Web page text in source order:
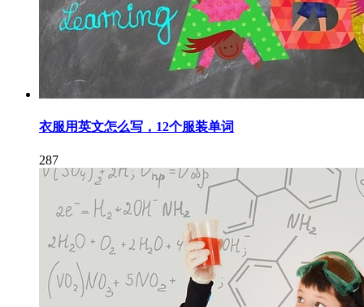
衣服用英文怎么写，12个服装单词
287